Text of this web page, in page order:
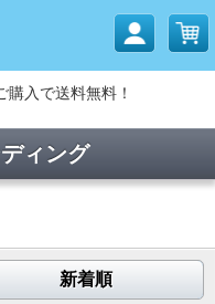
入で送料無料！
ィング
新着順